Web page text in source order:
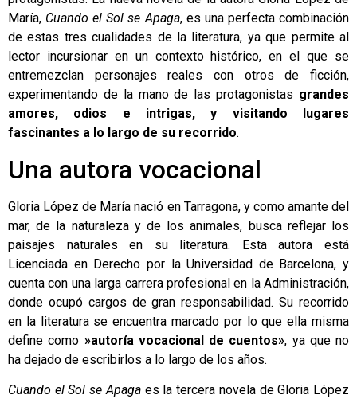
María, Cuando el Sol se Apaga, es una perfecta combinación
de estas tres cualidades de la literatura, ya que permite al
lector incursionar en un contexto histórico, en el que se
entremezclan personajes reales con otros de ficción,
experimentando de la mano de las protagonistas grandes
amores, odios e intrigas, y visitando lugares
fascinantes a lo largo de su recorrido.
Una autora vocacional
Gloria López de María nació en Tarragona, y como amante del
mar, de la naturaleza y de los animales, busca reflejar los
paisajes naturales en su literatura. Esta autora está
Licenciada en Derecho por la Universidad de Barcelona, y
cuenta con una larga carrera profesional en la Administración,
donde ocupó cargos de gran responsabilidad. Su recorrido
en la literatura se encuentra marcado por lo que ella misma
define como »autoría vocacional de cuentos», ya que no
ha dejado de escribirlos a lo largo de los años.
Cuando el Sol se Apagaes la tercera novela de Gloria López